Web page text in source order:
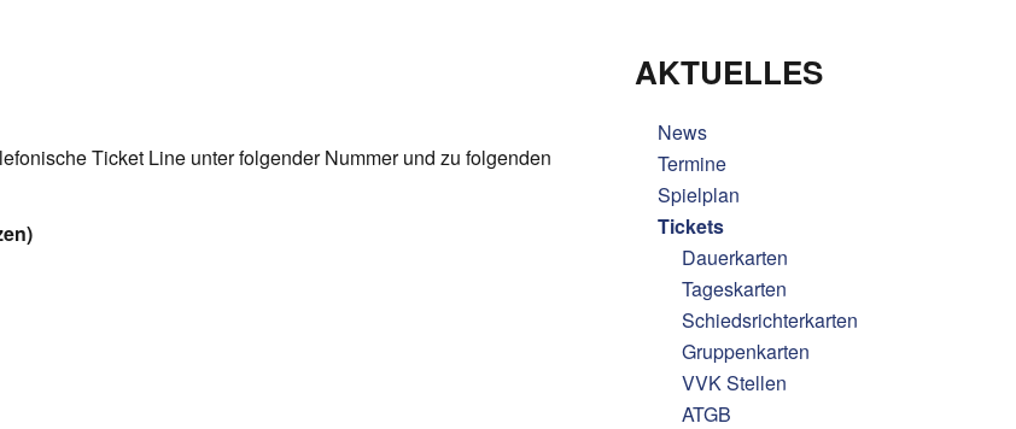
Ticket Line unter folgender Nummer und zu folgenden
AKTUELLES
News
Termine
Spielplan
Tickets
Dauerkarten
Tageskarten
Schiedsrichterkarten
Gruppenkarten
VVK Stellen
ATGB